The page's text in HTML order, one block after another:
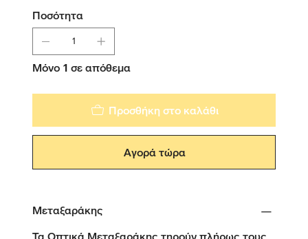
Ποσότητα
Μόνο 1 σε απόθεμα
Προσθήκη στο καλάθι
Αγορά τώρα
Μεταξαράκης
Τα Οπτικά Μεταξαράκης τηρούν πλήρως τους